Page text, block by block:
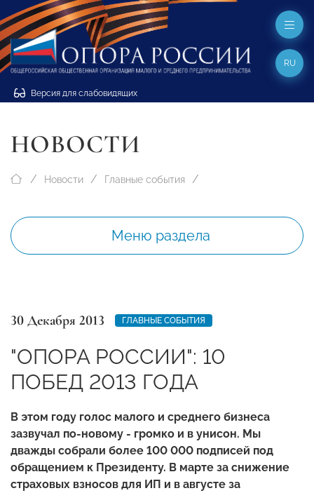
Версия для слабовидящих
RU
НОВОСТИ
Новости Главные события
Меню раздела
30 Декабря 2013 ГЛАВНЫЕ СОБЫТИЯ
"ОПОРА РОССИИ": 10
ПОБЕД 2013 ГОДА
В этом году голос малого и среднего бизнеса
зазвучал по-новому - громко и в унисон. Мы
дважды собрали более 100 000 подписей под
обращением к Президенту. В марте за снижение
страховых взносов для ИП и в августе за